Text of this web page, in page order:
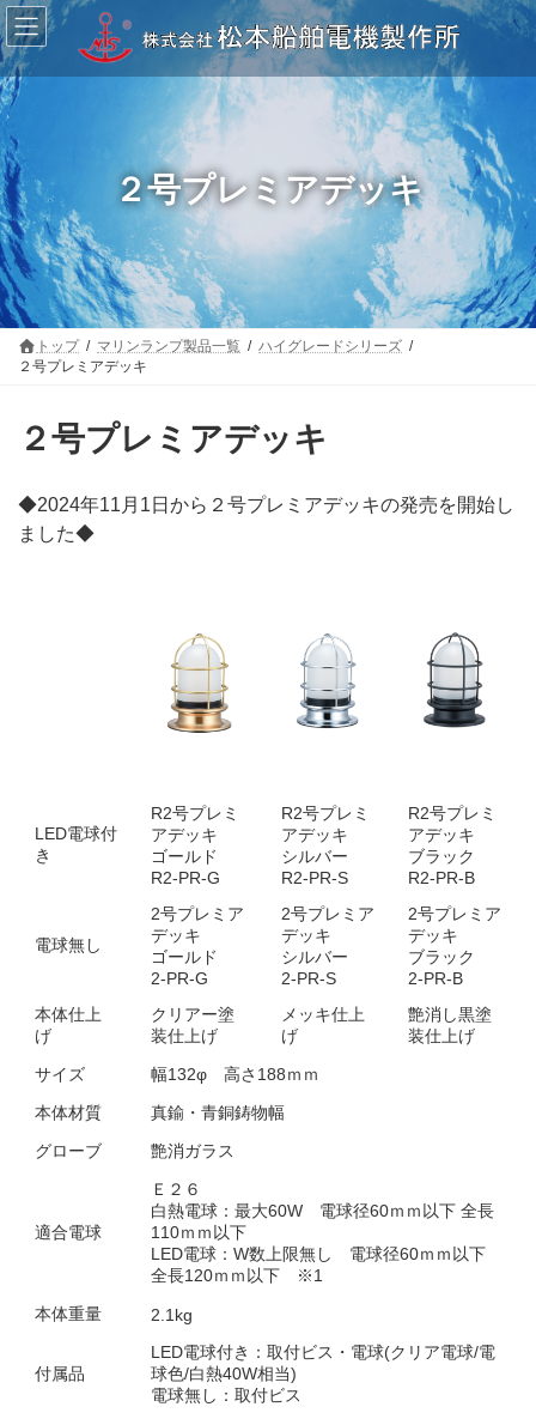
コ
ン
テ
ン
ツ
へ
ス
キ
ッ
プ
ナ
ビ
ゲ
ー
シ
ョ
ン
に
移
動
２号プレミアデッキ
トップ マリンランプ製品一覧
ハイグレードシリーズ
２号プレミアデッキ
２号プレミアデッキ
◆2024年11月1日から２号プレミアデッキの発売を開始し
ました◆
LED電球付
き
R2号プレミ
アデッキ
ゴールド
R2-PR-G
R2号プレミ
アデッキ
シルバー
R2-PR-S
R2号プレミ
アデッキ
ブラック
R2-PR-B
電球無し
2号プレミア
デッキ
ゴールド
2-PR-G
2号プレミア
デッキ
シルバー
2-PR-S
2号プレミア
デッキ
ブラック
2-PR-B
本体仕上
げ
クリアー塗
装仕上げ
メッキ仕上
げ
艶消し黒塗
装仕上げ
サイズ
幅132φ 高さ188ｍｍ
本体材質
真鍮・青銅鋳物幅
グローブ
艶消ガラス
適合電球
Ｅ２６
白熱電球：最大60W 電球径60ｍｍ以下 全長
110ｍｍ以下
LED電球：W数上限無し 電球径60ｍｍ以下
全長120ｍｍ以下 ※1
本体重量
2.1kg
付属品
LED電球付き：取付ビス・電球(クリア電球/電
球色/白熱40W相当)
電球無し：取付ビス